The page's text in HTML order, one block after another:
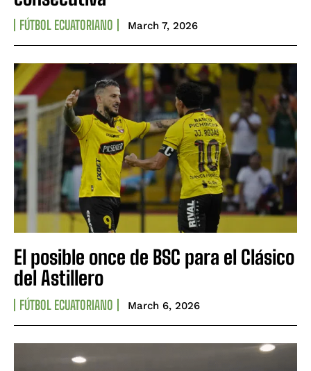
FÚTBOL ECUATORIANO March 7, 2026
El posible once de BSC para el Clásico
del Astillero
FÚTBOL ECUATORIANO March 6, 2026